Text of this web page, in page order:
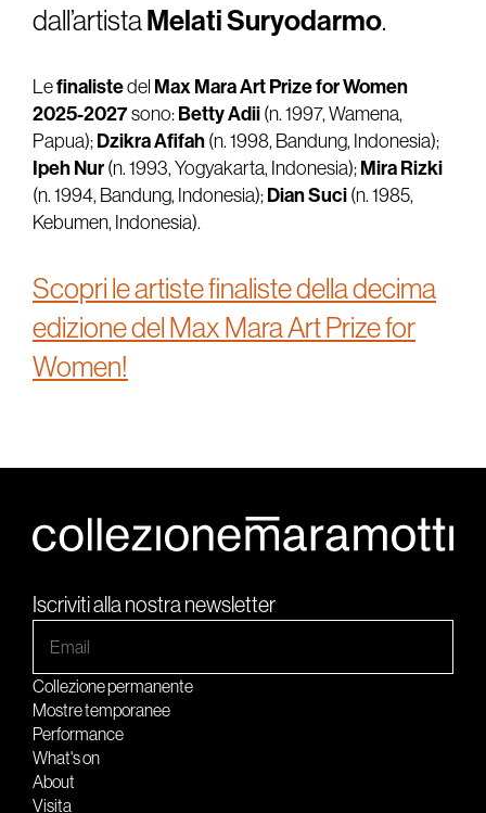
dall’artistaMelati Suryodarmo.
Lefinalistedel Max Mara Art Prize for Women
2025-2027sono: Betty Adii (n. 1997, Wamena,
Papua); Dzikra Afifah (n. 1998, Bandung, Indonesia);
Ipeh Nur (n. 1993, Yogyakarta, Indonesia); Mira Rizki
(n. 1994, Bandung, Indonesia); Dian Suci (n. 1985,
Kebumen, Indonesia).
Scopri le artiste finaliste della decima
edizione del Max Mara Art Prize for
Women!
Iscriviti alla nostra newsletter
Collezione permanente
Mostre temporanee
Performance
What's on
About
Visita